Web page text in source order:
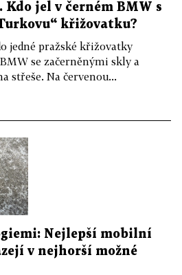
Kdo jel v černém BMW s
křižovatku?
jedné pražské křižovatky
se začerněnými skly a
střeše. Na červenou...
Nejlepší mobilní
v nejhorší možné